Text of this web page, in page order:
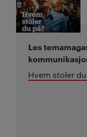
Les
Hvem stoler